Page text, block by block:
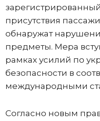
присутствия
обнаружат
предметы. Мера
рамках усилий по
безопасности в
международными
Согласно новым